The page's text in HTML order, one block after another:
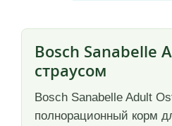
Bosch Sanabelle
страусом
Bosch Sanabelle Adult
полнорационный корм